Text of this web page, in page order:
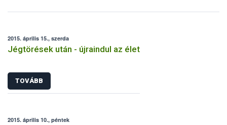
2015. április 15., szerda
Jégtörések után - újraindul az élet
TOVÁBB
2015. április 10., péntek